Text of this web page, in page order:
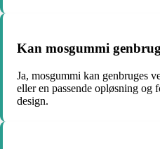
Kan mosgummi
Ja, mosgummi kan genbruges
eller en passende opløsning og
design.